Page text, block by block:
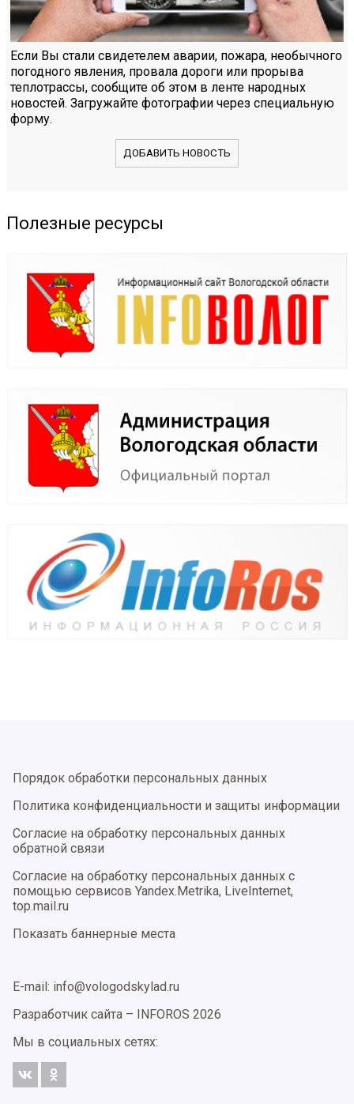
Если Вы стали свидетелем аварии, пожара, необычного
погодного явления, провала дороги или прорыва
теплотрассы, сообщите об этом в ленте народных
новостей. Загружайте фотографии через специальную
форму.
ДОБАВИТЬ НОВОСТЬ
Полезные ресурсы
Порядок обработки персональных данных
Политика конфиденциальности и защиты информации
Согласие на обработку персональных данных
обратной связи
Согласие на обработку персональных данных с
помощью сервисов Yandex.Metrika, LiveInternet,
top.mail.ru
Показать баннерные места
E-mail: info@vologodskylad.ru
Разработчик сайта – INFOROS 2026
Мы в социальных сетях: